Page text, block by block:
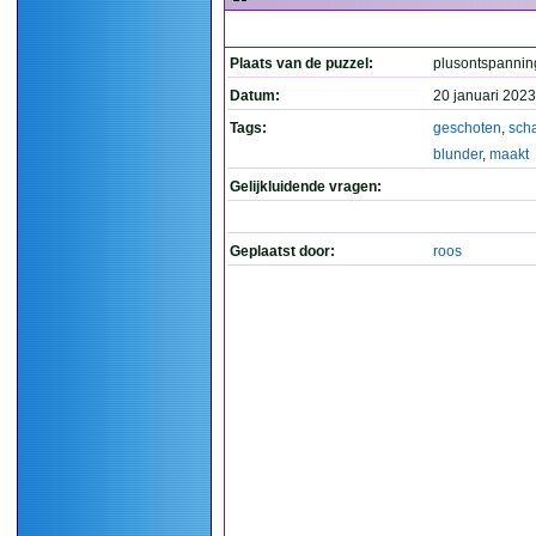
Plaats van de puzzel:
Datum:
20 januari
Tags:
geschoten,
blunder, maakt
Gelijkluidende vragen:
Geplaatst door: roos